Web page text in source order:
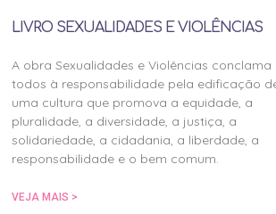
LIVRO SEXUALIDADES E VIOLÊNCIAS
A obra Sexualidades e Violências conclama
todos à responsabilidade pela edificação
uma cultura que promova a equidade, a
pluralidade, a diversidade, a justiça, a
solidariedade, a cidadania, a liberdade, a
responsabilidade e o bem comum.
VEJA MAIS >